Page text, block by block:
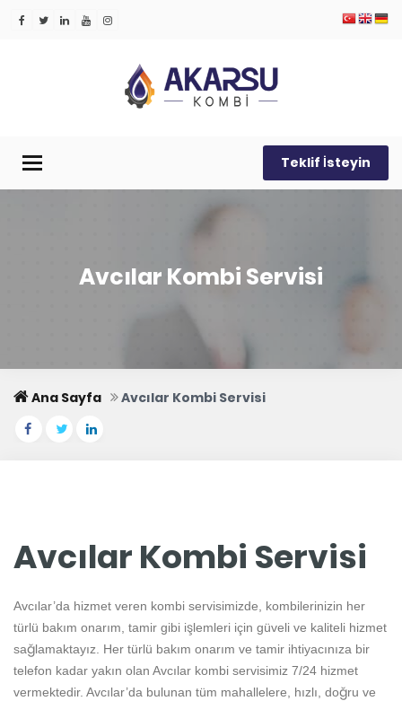
Menü Teklif İsteyin
Avcılar Kombi Servisi
Ana Sayfa Avcılar Kombi Servisi
Avcılar Kombi Servisi
Avcılar’da hizmet veren kombi servisimizde, kombilerinizin her
türlü bakım onarım, tamir gibi işlemleri için güveli ve kaliteli hizmet
sağlamaktayız. Her türlü bakım onarım ve tamir ihtiyacınıza bir
telefon kadar yakın olan Avcılar kombi servisimiz 7/24 hizmet
vermektedir. Avcılar’da bulunan tüm mahallelere, hızlı, doğru ve